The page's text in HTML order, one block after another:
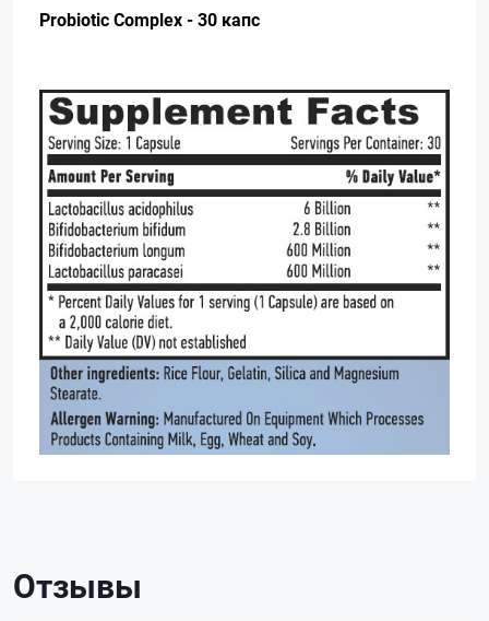
Probiotic Complex - 30 капс
Отзывы